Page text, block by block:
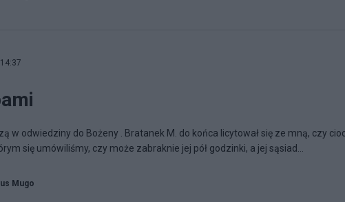
w odwiedziny do Bożeny . Bratanek M. do końca licytował się ze mną, czy
się umówiliśmy, czy może zabraknie jej pół godzinki, a jej sąsiad...
Mugo